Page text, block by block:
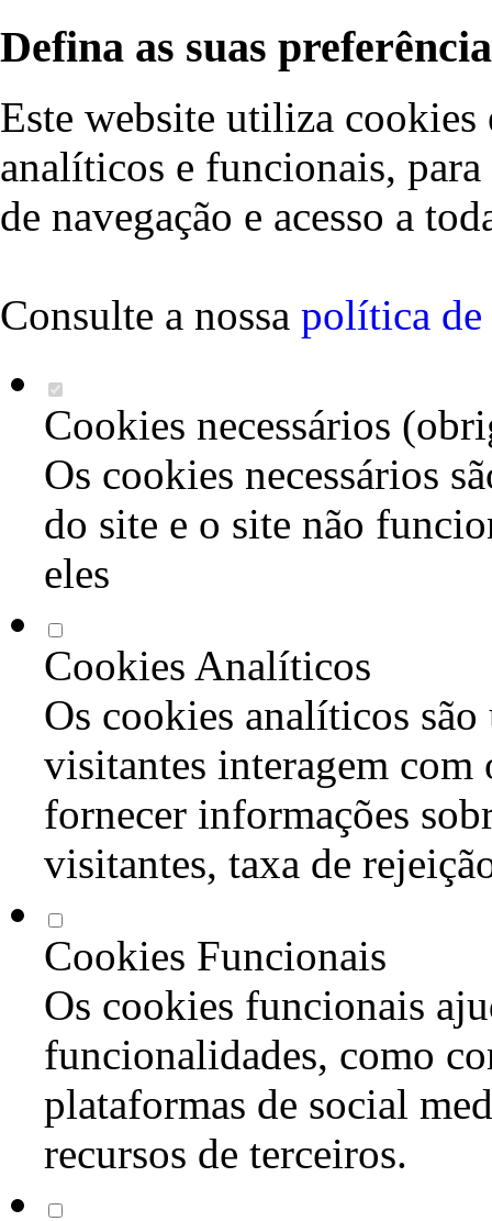
Defina as suas
Este website utiliza cookies
analíticos e funcionais,
de navegação e acesso a
Consulte a nossa política de
Cookies necessários
Os cookies necessários
do site e o site não
eles
Cookies Analíticos
Os cookies analíticos são
visitantes interagem com
fornecer informações
visitantes, taxa de
Cookies Funcionais
Os cookies funcionais
funcionalidades, como
plataformas de social
recursos de terceiros.